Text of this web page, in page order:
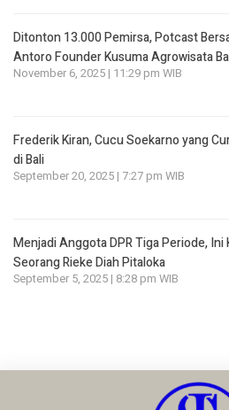
Ditonton 13.000 Pemirsa, Potcast
Antoro Founder Kusuma Agrowisata
November 6, 2025 | 11:29 pm WIB
Frederik Kiran, Cucu Soekarno yang
di Bali
September 20, 2025 | 7:27 pm WIB
Menjadi Anggota DPR Tiga Periode, Ini
Seorang Rieke Diah Pitaloka
September 5, 2025 | 8:28 pm WIB